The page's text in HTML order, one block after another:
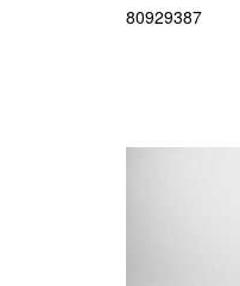
80929387